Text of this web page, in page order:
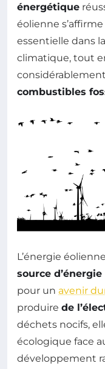
énergétique
éolienne
essentielle dans
climatique, tout
combustibles
L’énergie
source
pour un avenir
produire de
déchets nocifs,
écologique face
développement